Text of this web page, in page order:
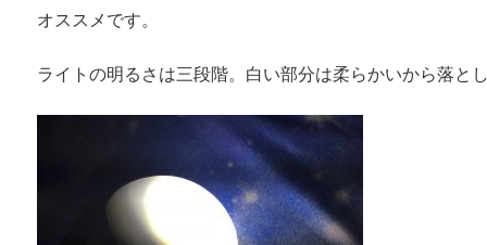
オススメです。
ライトの明るさは三段階。白い部分は柔らかいから落とし